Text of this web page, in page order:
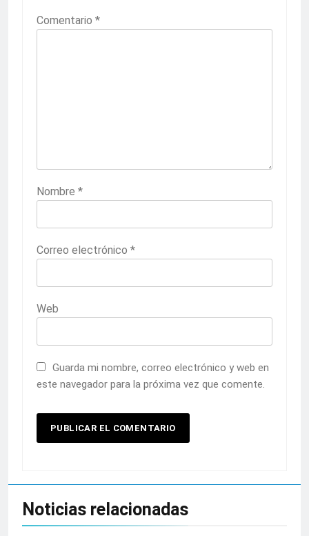
Comentario *
Nombre *
Correo electrónico *
Web
Guarda mi nombre, correo electrónico y web en
este navegador para la próxima vez que comente.
Noticias relacionadas